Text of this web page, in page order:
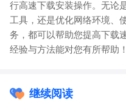
行高速下载安装操作。无论
工具，还是优化网络环境、
务，都可以帮助您提高下载
经验与方法能对您有所帮助！
继续阅读